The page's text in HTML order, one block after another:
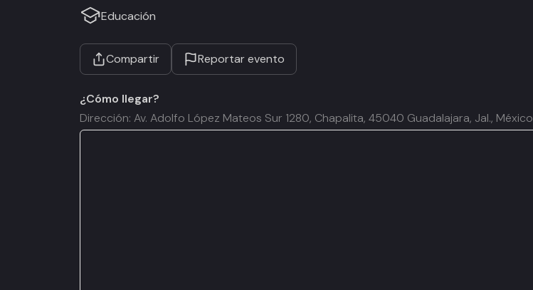
Educación
Compartir Reportar evento
¿Cómo llegar?
Dirección: Av. Adolfo López Mateos Sur 1280, Chapalita, 45040 Guadalajara, Jal., México